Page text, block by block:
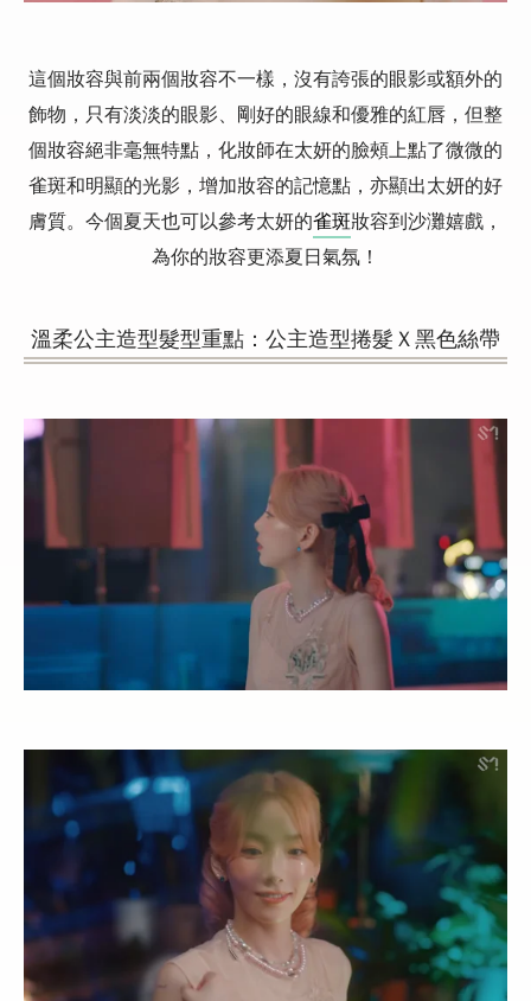
這個妝容與前兩個妝容不一樣，沒有誇張的眼影或額外的
飾物，只有淡淡的眼影、剛好的眼線和優雅的紅唇，但整
個妝容絕非毫無特點，化妝師在太妍的臉頰上點了微微的
雀斑和明顯的光影，增加妝容的記憶點，亦顯出太妍的好
膚質。今個夏天也可以參考太妍的雀斑妝容到沙灘嬉戲，
為你的妝容更添夏日氣氛！
溫柔公主造型髮型重點：公主造型捲髮Ｘ黑色絲帶